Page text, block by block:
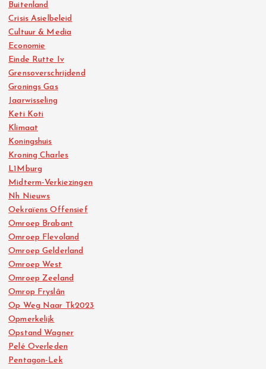
Buitenland
Crisis Asielbeleid
Cultuur & Media
Economie
Einde Rutte Iv
Grensoverschrijdend
Gronings Gas
Jaarwisseling
Keti Koti
Klimaat
Koningshuis
Kroning Charles
L1Mburg
Midterm-Verkiezingen
Nh Nieuws
Oekraïens Offensief
Omroep Brabant
Omroep Flevoland
Omroep Gelderland
Omroep West
Omroep Zeeland
Omrop Fryslân
Op Weg Naar Tk2023
Opmerkelijk
Opstand Wagner
Pelé Overleden
Pentagon-Lek